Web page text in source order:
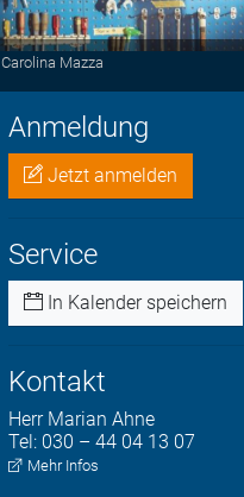
Carolina Mazza
Anmeldung
Jetzt anmelden
Service
In Kalender speichern
Kontakt
Herr Marian Ahne
Tel: 030 – 44 04 13 07
Mehr Infos